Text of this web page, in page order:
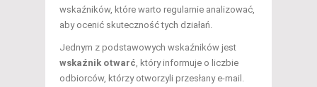
wskaźników, które warto regularnie analizować,
aby ocenić skuteczność tych działań.
Jednym z podstawowych wskaźników jest
wskaźnik otwarć , który informuje o liczbie
odbiorców, którzy otworzyli przesłany e-mail.